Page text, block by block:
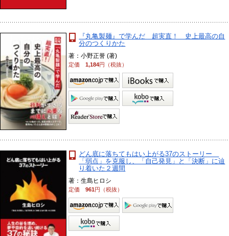
『丸亀製麺』で学んだ 超実直！ 史上最高の自
分のつくりかた
著：小野正誉 (著)
定価1,184円（税抜）
どん底に落ちてもはい上がる37のストーリー
「弱点」を克服し、「自己発見」と「決断」に辿
り着いた２週間
著：生島ヒロシ
定価961円（税抜）